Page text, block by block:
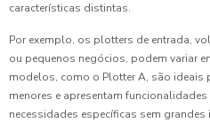
características distintas.
Por exemplo, os plotters de entrada,
ou pequenos negócios, podem variar
modelos, como o Plotter A, são ideais
menores e apresentam
necessidades específicas sem grandes